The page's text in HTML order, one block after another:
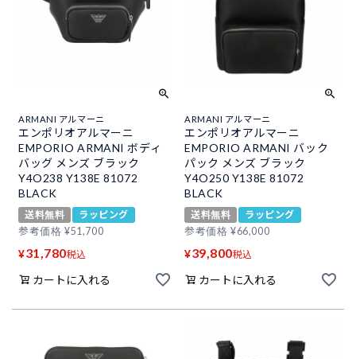
ARMANI アルマーニ
エンポリオアルマーニ
EMPORIO ARMANI ボディ
バッグ メンズ ブラック
Y4O238 Y138E 81072
BLACK
送料無料
ラッピング
参考価格 ¥51,700
¥31,780税込
カートに入れる
ARMANI アルマーニ
エンポリオアルマーニ
EMPORIO ARMANI バック
パック メンズ ブラック
Y4O250 Y138E 81072
BLACK
送料無料
ラッピング
参考価格 ¥66,000
¥39,800税込
カートに入れる